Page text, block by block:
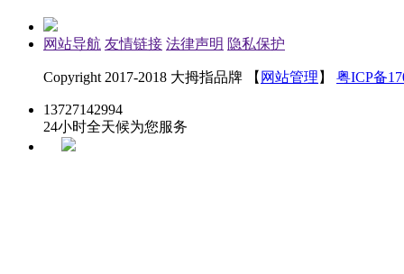
网站导航 友情链接 法律声明 隐私保护
Copyright 2017-2018 大拇指品牌 【 网站管理 】 粤ICP备
13727142994
24小时全天候为您服务